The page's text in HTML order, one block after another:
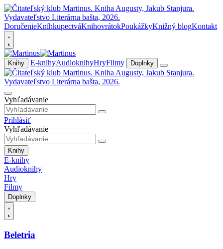
DoručenieKníhkupectváKnihovrátokPoukážkyKnižný blogKontakt
Knihy E-knihyAudioknihyHryFilmy Doplnky
Vyhľadávanie
Prihlásiť
Vyhľadávanie
Knihy
E-knihy
Audioknihy
Hry
Filmy
Doplnky
Beletria